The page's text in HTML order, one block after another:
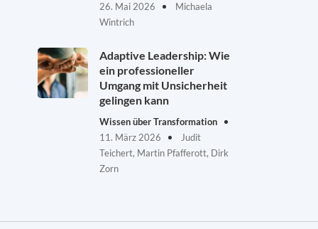
26. Mai 2026
Michaela
Wintrich
Adaptive Leadership: Wie
ein professioneller
Umgang mit Unsicherheit
gelingen kann
Wissen über Transformation
11. März 2026
Judit
Teichert, Martin Pfafferott, Dirk
Zorn